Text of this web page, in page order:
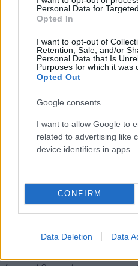
Personal Data for
Opted In
I want to opt-out of
Retention, Sale, and/or
Personal Data that Is
Purposes for which it was
Opted Out
Google consents
I want to allow Google to
related to advertising like
device identifiers in apps.
CONFIRM
Data Deletion Data
“Η διασύνδεση της
αγροδιατροφής με την
αποτελεί στρατηγική
Ηρακλείου αναφέρει ο
Μέρες Γαστρονομίας
το Ηράκλειο έχει
συστήνουμε σε ντόπιους
μοναδικότητα της
χρόνια γαστρονομικής